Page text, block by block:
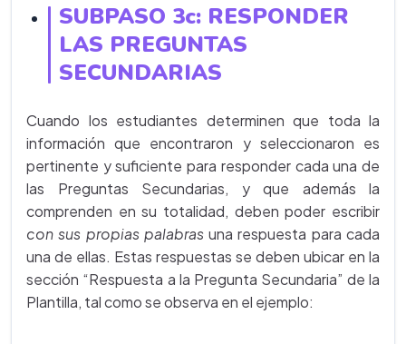
SUBPASO 3c: RESPONDER
LAS PREGUNTAS
SECUNDARIAS
Cuando los estudiantes determinen que toda la
información que encontraron y seleccionaron es
pertinente y suficiente para responder cada una de
las Preguntas Secundarias, y que además la
comprenden en su totalidad, deben poder escribir
con sus propias palabrasuna respuesta para cada
una de ellas. Estas respuestas se deben ubicar en la
sección “Respuesta a la Pregunta Secundaria” de la
Plantilla, tal como se observa en el ejemplo: